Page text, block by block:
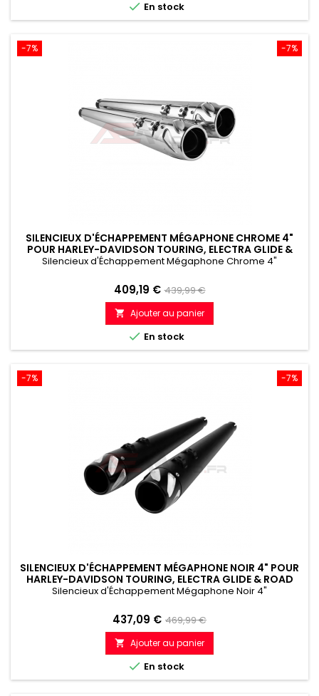
 En stock
-7%
-7%
SILENCIEUX D'ÉCHAPPEMENT MÉGAPHONE CHROME 4"
POUR HARLEY-DAVIDSON TOURING, ELECTRA GLIDE &
ROAD KING (1991-2016)
Silencieux d'Échappement Mégaphone Chrome 4"
Prix
409,19 € Prix
de
référence
439,99 €
 Ajouter au panier
 En stock
-7%
-7%
SILENCIEUX D'ÉCHAPPEMENT MÉGAPHONE NOIR 4" POUR
HARLEY-DAVIDSON TOURING, ELECTRA GLIDE & ROAD
KING (1991-2016)
Silencieux d'Échappement Mégaphone Noir 4"
Prix
437,09 € Prix
de
référence
469,99 €
 Ajouter au panier
 En stock